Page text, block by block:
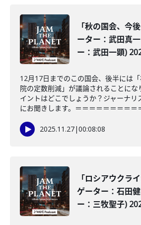
「秋の国会、今
ーター：武田真
ー：武田一顕)
12月17日までのこの国会、後半には
院の定数削減」が議論されることにな
イントはどこでしょうか？ジャーナリ
にお聞きします。＝＝＝＝＝＝＝＝＝
2025.11.27|00:08:08
「ロシアウクラ
ゲーター：石田
ー：三牧聖子)